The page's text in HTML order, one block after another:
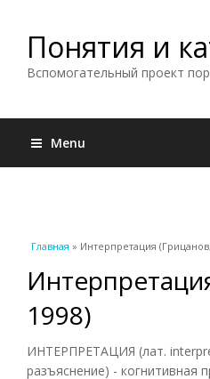
Понятия и
Вспомогательный проект
Menu
Вы здесь
Главная » Интерпретация
1998)
ИНТЕРПРЕТАЦИЯ (лат.
разъяснение) - когнитивная